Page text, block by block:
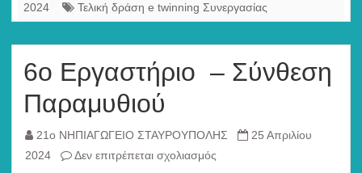
2024
Τελική δράση e twinning Συνεργασίας
6ο Εργαστήριο – Σύνθεση
Παραμυθιού
21ο ΝΗΠΙΑΓΩΓΕΙΟ ΣΤΑΥΡΟΥΠΟΛΗΣ
25 Απριλίου
2024
Δεν επιτρέπεται σχολιασμός